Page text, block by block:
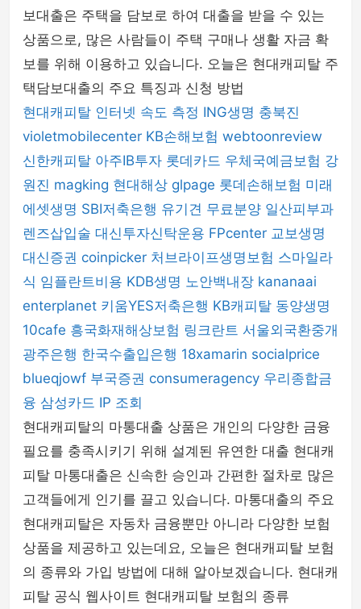
보대출은 주택을 담보로 하여 대출을 받을 수 있는
상품으로, 많은 사람들이 주택 구매나 생활 자금 확
보를 위해 이용하고 있습니다. 오늘은 현대캐피탈 주
택담보대출의 주요 특징과 신청 방법
현대캐피탈 인터넷 속도 측정 ING생명 충북진
violetmobilecenter KB손해보험 webtoonreview
신한캐피탈 아주IB투자 롯데카드 우체국예금보험 강
원진 magking 현대해상 glpage 롯데손해보험 미래
에셋생명 SBI저축은행 유기견 무료분양 일산피부과
렌즈삽입술 대신투자신탁운용 FPcenter 교보생명
대신증권 coinpicker 처브라이프생명보험 스마일라
식 임플란트비용 KDB생명 노안백내장 kananaai
enterplanet 키움YES저축은행 KB캐피탈 동양생명
10cafe 흥국화재해상보험 링크란트 서울외국환중개
광주은행 한국수출입은행 18xamarin socialprice
blueqjowf 부국증권 consumeragency 우리종합금
융 삼성카드 IP 조회
현대캐피탈의 마통대출 상품은 개인의 다양한 금융
필요를 충족시키기 위해 설계된 유연한 대출 현대캐
피탈 마통대출은 신속한 승인과 간편한 절차로 많은
고객들에게 인기를 끌고 있습니다. 마통대출의 주요
현대캐피탈은 자동차 금융뿐만 아니라 다양한 보험
상품을 제공하고 있는데요, 오늘은 현대캐피탈 보험
의 종류와 가입 방법에 대해 알아보겠습니다. 현대캐
피탈 공식 웹사이트 현대캐피탈 보험의 종류